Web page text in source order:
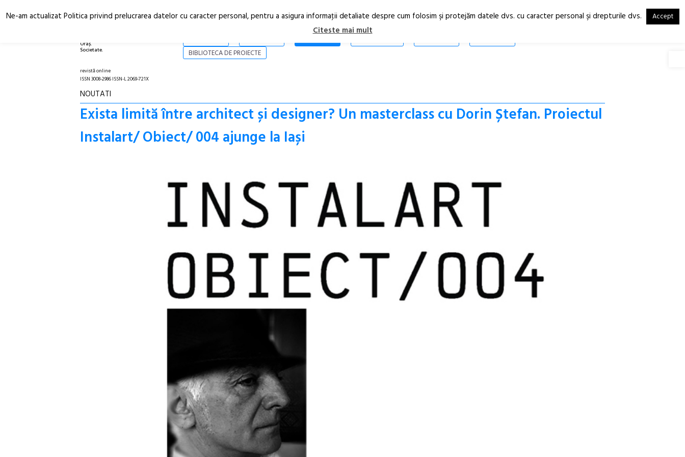
Oraș.
Societate.
RO
EN
STIRI
BIBLIOTECA DE PROIECTE
revistă online
ISSN 3008-2986 ISSN-L 2069-721X
NOUTATI
Exista limită între architect și designer? Un masterclass cu Dorin Ștefan. Proiectul
Instalart/ Obiect/ 004 ajunge la Iași
Ne-am actualizat Politica privind prelucrarea datelor cu caracter personal, pentru a asigura informaţii detaliate despre cum folosim şi protejăm datele dvs. cu caracter personal şi drepturile dvs. Accept
Citeste mai mult